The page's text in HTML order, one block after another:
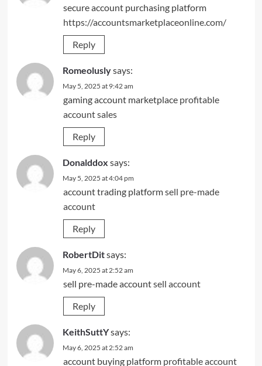
secure account purchasing platform
https://accountsmarketplaceonline.com/
Reply
Romeoluslysays:
May 5, 2025 at 9:42 am
gaming account marketplace profitable
account sales
Reply
Donalddox says:
May 5, 2025 at 4:04 pm
account trading platformsell pre-made
account
Reply
RobertDitsays:
May 6, 2025 at 2:52 am
sell pre-made accountsell account
Reply
KeithSuttYsays:
May 6, 2025 at 2:52 am
account buying platform profitable account